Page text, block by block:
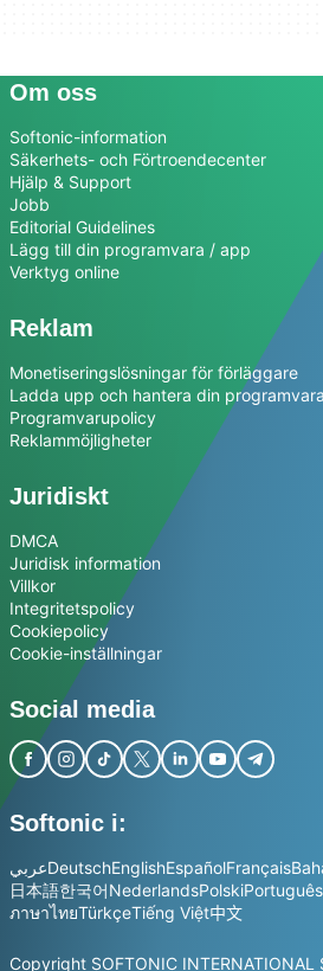
Om oss
Softonic-information
Säkerhets- och Förtroendecenter
Hjälp & Support
Jobb
Editorial Guidelines
Lägg till din programvara / app
Verktyg online
Reklam
Monetiseringslösningar för förläggare
Ladda upp och hantera din programvara
Programvarupolicy
Reklammöjligheter
Juridiskt
DMCA
Juridisk information
Villkor
Integritetspolicy
Cookiepolicy
Cookie-inställningar
Social media
Softonic i:
عربيDeutschEnglishEspañolFrançais
日本語한국어NederlandsPolskiPortuguês
ภาษาไทยTürkçeTiếng Việt中文
Copyright SOFTONIC INTERNATIONAL